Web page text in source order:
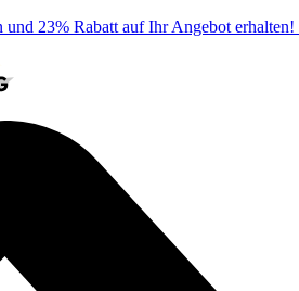
und 23% Rabatt auf Ihr Angebot